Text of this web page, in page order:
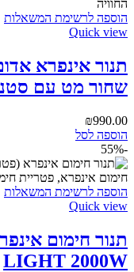
הוספה לרשימת המשאלות
Quick view
שחור מט עם
₪990.00
הוספה לסל
-55%
הוספה לרשימת המשאלות
Quick view
LIGHT 2000W